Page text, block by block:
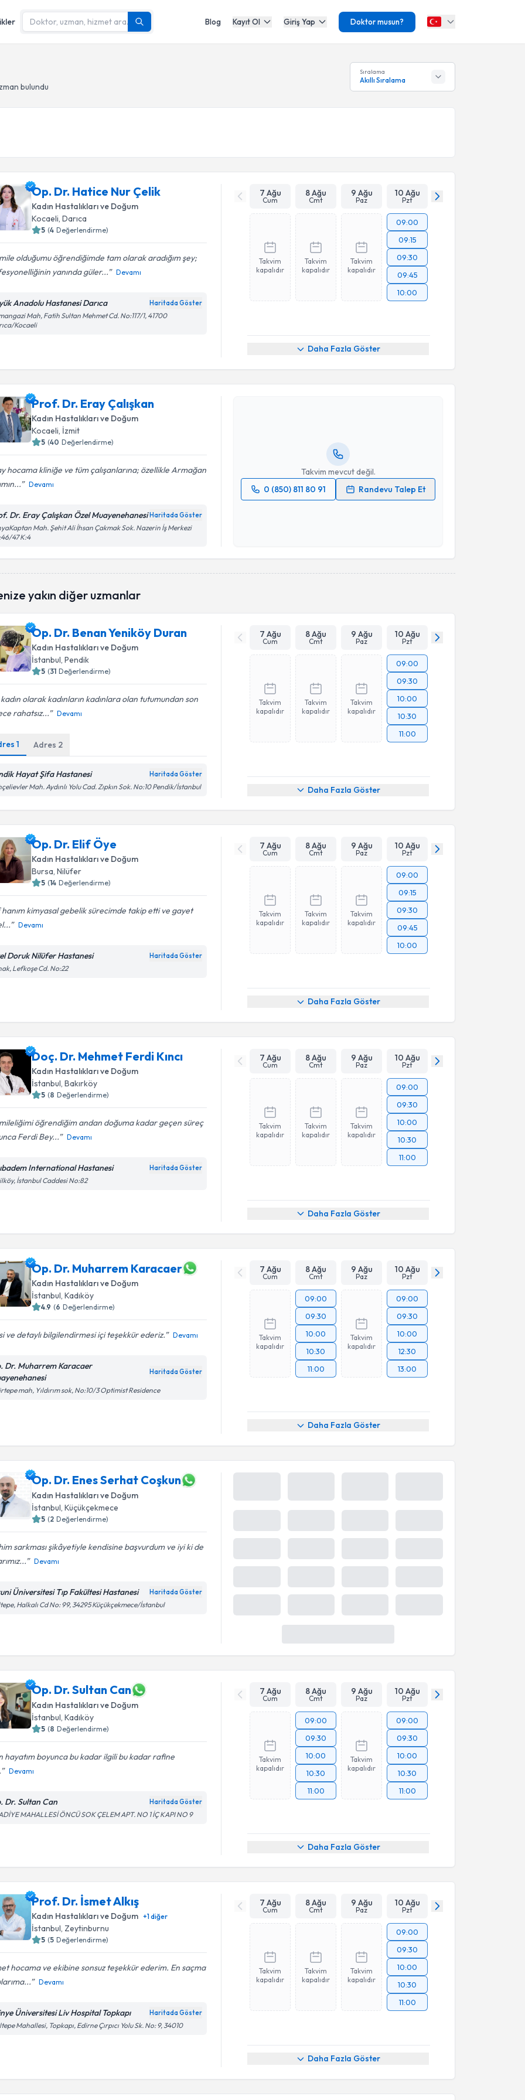
Blog Kayıt Ol Giriş Yap Doktor musun?
bulundu
Sıralama
Akıllı Sıralama
Op. Dr. Hatice Nur Çelik
Kadın Hastalıkları ve Doğum
Kocaeli, Darıca
5 (4 Değerlendirme)
olduğumu öğrendiğimde tam olarak aradığım şey;
yanında güler...
Devamı
Anadolu Hastanesi Darıca Haritada Göster
Mah, Fatih Sultan Mehmet Cd. No:117/1, 41700
Kocaeli
7 Ağu
Cum
8 Ağu
Cmt
9 Ağu
Paz
10 Ağu
Pzt
Takvim
kapalıdır
Takvim
kapalıdır
Takvim
kapalıdır
09:00
09:15
09:30
09:45
10:00
Daha Fazla Göster
Prof. Dr. Eray Çalışkan
Kadın Hastalıkları ve Doğum
Kocaeli , İzmit
5 (40 Değerlendirme)
hocama kliniğe ve tüm çalışanlarına; özellikle Armağan
Devamı
Dr. Eray Çalışkan Özel MuayenehanesiHaritada Göster
Mah. Şehit Ali İhsan Çakmak Sok. Nazerin İş Merkezi
47 K:4
Takvim mevcut değil.
0 (850) 811 80 91
Randevu Talep Et
yakın diğer uzmanlar
Op. Dr. Benan Yeniköy Duran
Kadın Hastalıkları ve Doğum
İstanbul , Pendik
5 (31 Değerlendirme)
olarak kadınların kadınlara olan tutumundan son
rahatsız...
Devamı
1 Adres 2
Hayat Şifa Hastanesi Haritada Göster
Mah. Aydınlı Yolu Cad. Zıpkın Sok. No:10 Pendik/İstanbul
7 Ağu
Cum
8 Ağu
Cmt
9 Ağu
Paz
10 Ağu
Pzt
Takvim
kapalıdır
Takvim
kapalıdır
Takvim
kapalıdır
09:00
09:30
10:00
10:30
11:00
Daha Fazla Göster
Op. Dr. Elif Öye
Kadın Hastalıkları ve Doğum
Bursa, Nilüfer
5 (14 Değerlendirme)
hanım kimyasal gebelik sürecimde takip etti ve gayet
Devamı
Doruk Nilüfer Hastanesi Haritada Göster
Lefkoşe Cd. No:22
7 Ağu
Cum
8 Ağu
Cmt
9 Ağu
Paz
10 Ağu
Pzt
Takvim
kapalıdır
Takvim
kapalıdır
Takvim
kapalıdır
09:00
09:15
09:30
09:45
10:00
Daha Fazla Göster
Doç. Dr. Mehmet Ferdi Kıncı
Kadın Hastalıkları ve Doğum
İstanbul , Bakırköy
5 (8 Değerlendirme)
öğrendiğim andan doğuma kadar geçen süreç
Ferdi Bey...
Devamı
International Hastanesi Haritada Göster
İstanbul Caddesi No:82
7 Ağu
Cum
8 Ağu
Cmt
9 Ağu
Paz
10 Ağu
Pzt
Takvim
kapalıdır
Takvim
kapalıdır
Takvim
kapalıdır
09:00
09:30
10:00
10:30
11:00
Daha Fazla Göster
Op. Dr. Muharrem Karacaer
Kadın Hastalıkları ve Doğum
İstanbul, Kadıköy
4.9 (6 Değerlendirme)
ve detaylı bilgilendirmesi içi teşekkür ederiz. Devamı
Dr. Muharrem Karacaer
Haritada Göster
mah, Yıldırım sok, No:10/3 Optimist Residence
7 Ağu
Cum
8 Ağu
Cmt
9 Ağu
Paz
10 Ağu
Pzt
Takvim
kapalıdır
09:00
09:30
10:00
10:30
11:00
Takvim
kapalıdır
09:00
09:30
10:00
12:30
13:00
Daha Fazla Göster
Op. Dr. Enes Serhat Coşkun
Kadın Hastalıkları ve Doğum
İstanbul , Küçükçekmece
5 (2 Değerlendirme)
sarkması şikâyetiyle kendisine başvurdum ve iyi ki de
Devamı
Üniversitesi Tıp Fakültesi Hastanesi Haritada Göster
Halkalı Cd No: 99, 34295 Küçükçekmece/İstanbul
kapalıdır
08:30
kapalıdır
08:30
Op. Dr. Sultan Can
Kadın Hastalıkları ve Doğum
İstanbul, Kadıköy
5 (8 Değerlendirme)
hayatım boyunca bu kadar ilgili bu kadar rafine
Devamı
Dr. Sultan Can Haritada Göster
MAHALLESİ ÖNCÜ SOK ÇELEM APT. NO 1 İÇ KAPI NO 9
7 Ağu
Cum
8 Ağu
Cmt
9 Ağu
Paz
10 Ağu
Pzt
Takvim
kapalıdır
09:00
09:30
10:00
10:30
11:00
Takvim
kapalıdır
09:00
09:30
10:00
10:30
11:00
Daha Fazla Göster
Prof. Dr. İsmet Alkış
Kadın Hastalıkları ve Doğum +1diğer
İstanbul, Zeytinburnu
5 (5 Değerlendirme)
hocama ve ekibine sonsuz teşekkür ederim. En saçma
Devamı
Üniversitesi Liv Hospital Topkapı Haritada Göster
Mahallesi, Topkapı, Edirne Çırpıcı Yolu Sk. No: 9, 34010
7 Ağu
Cum
8 Ağu
Cmt
9 Ağu
Paz
10 Ağu
Pzt
Takvim
kapalıdır
Takvim
kapalıdır
Takvim
kapalıdır
09:00
09:30
10:00
10:30
11:00
Daha Fazla Göster